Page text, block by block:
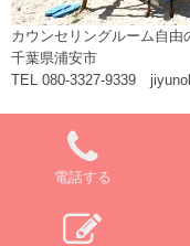
カウンセリングルーム自由
千葉県浦安市
TEL 080-3327-9339
電話する